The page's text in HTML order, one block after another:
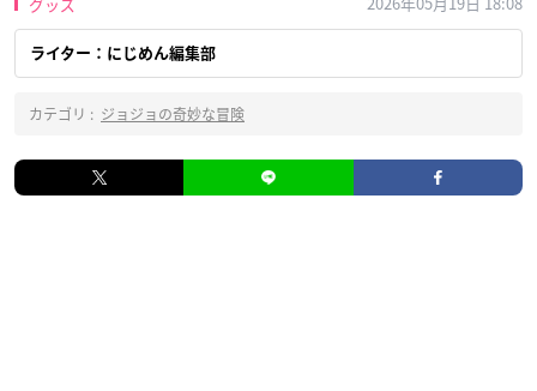
ライター：にじめん編集部
カテゴリ : ジョジョの奇妙な冒険